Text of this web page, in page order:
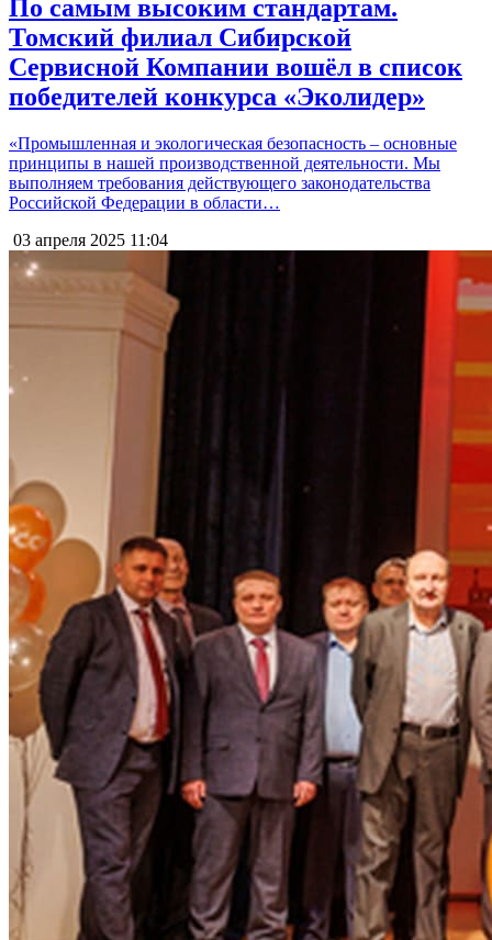
По самым высоким стандартам.
Томский филиал Сибирской
Сервисной Компании вошёл в список
победителей конкурса «Эколидер»
«Промышленная и экологическая безопасность – основные
принципы в нашей производственной деятельности. Мы
выполняем требования действующего законодательства
Российской Федерации в области…
03 апреля 2025 11:04